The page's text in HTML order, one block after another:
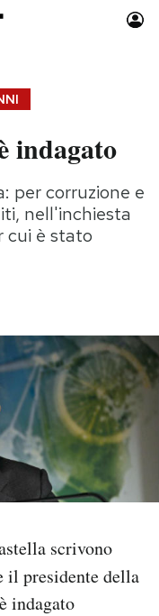
Idee
calcio 2026
indagato
per corruzione e
nell'inchiesta
cui è stato
scrivono
il presidente della
indagato